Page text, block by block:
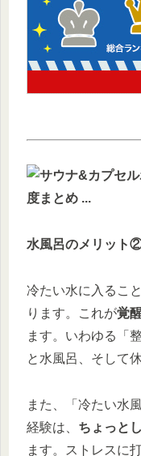
水風呂のメリット
冷たい水に入るこ
ります。これが覚
ます。いわゆる「
と水風呂、そして
また、「冷たい水
経験は、 ちょっと
ます。ストレスに